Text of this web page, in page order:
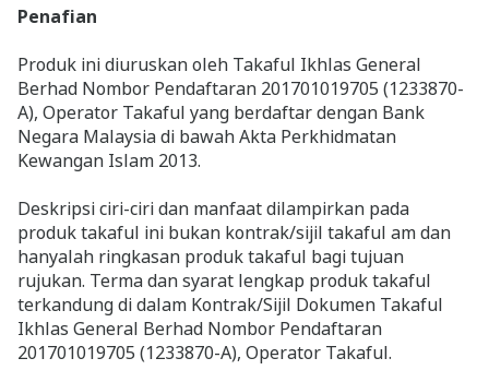
Penafian
Produk ini diuruskan oleh Takaful Ikhlas General
Berhad Nombor Pendaftaran 201701019705 (1233870-
A), Operator Takaful yang berdaftar dengan Bank
Negara Malaysia di bawah Akta Perkhidmatan
Kewangan Islam 2013.
Deskripsi ciri-ciri dan manfaat dilampirkan pada
produk takaful ini bukan kontrak/sijil takaful am dan
hanyalah ringkasan produk takaful bagi tujuan
rujukan. Terma dan syarat lengkap produk takaful
terkandung di dalam Kontrak/Sijil Dokumen Takaful
Ikhlas General Berhad Nombor Pendaftaran
201701019705 (1233870-A), Operator Takaful.